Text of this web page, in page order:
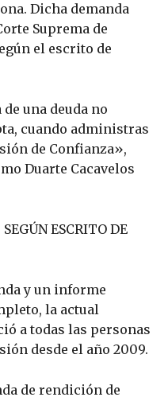
Dicha demanda
Suprema de
el escrito de
una deuda no
cuando administras
de Confianza»,
Duarte Cacavelos
ESCRITO DE
y un informe
la actual
a todas las personas
desde el año 2009.
de rendición de